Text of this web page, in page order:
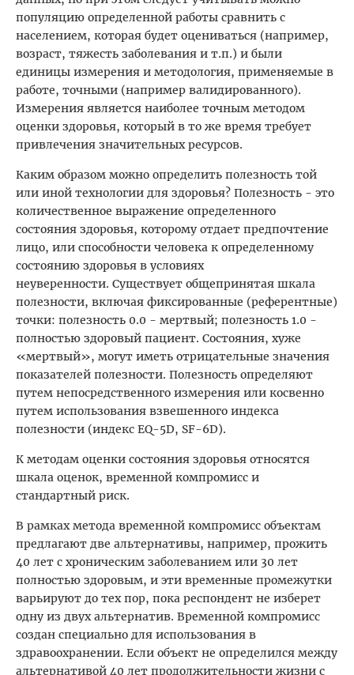
популяцию определенной работы сравнить с
населением, которая будет оцениваться (например,
возраст, тяжесть заболевания и т.п.) и были
единицы измерения и методология, применяемые в
работе, точными (например валидированного).
Измерения является наиболее точным методом
оценки здоровья, который в то же время требует
привлечения значительных ресурсов.
Каким образом можно определить полезность той
или иной технологии для здоровья? Полезность - это
количественное выражение определенного
состояния здоровья, которому отдает предпочтение
лицо, или способности человека к определенному
состоянию здоровья в условиях
неуверенности. Существует общепринятая шкала
полезности, включая фиксированные (референтные)
точки: полезность 0.0 - мертвый; полезность 1.0 -
полностью здоровый пациент. Состояния, хуже
«мертвый», могут иметь отрицательные значения
показателей полезности. Полезность определяют
путем непосредственного измерения или косвенно
путем использования взвешенного индекса
полезности (индекс EQ-5D, SF-6D).
К методам оценки состояния здоровья относятся
шкала оценок, временной компромисс и
стандартный риск.
В рамках метода временной компромисс объектам
предлагают две альтернативы, например, прожить
40 лет с хроническим заболеванием или 30 лет
полностью здоровым, и эти временные промежутки
варьируют до тех пор, пока респондент не изберет
одну из двух альтернатив. Временной компромисс
создан специально для использования в
здравоохранении. Если объект не определился между
альтернативой 40 лет продолжительности жизни с